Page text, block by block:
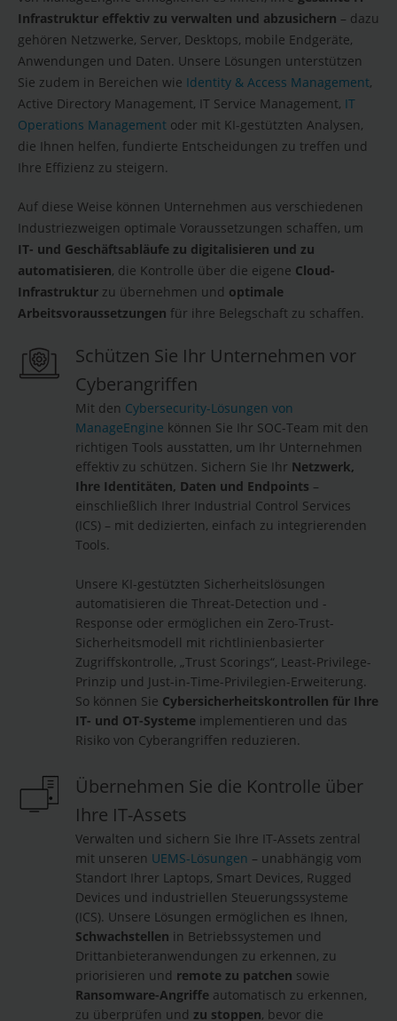
Infrastruktur effektiv zu verwalten und abzusichern – dazu
gehören Netzwerke, Server, Desktops, mobile Endgeräte,
Anwendungen und Daten. Unsere Lösungen unterstützen
Sie zudem in Bereichen wie Identity & Access Management,
Active Directory Management, IT Service Management, IT
Operations Management oder mit KI-gestützten Analysen,
die Ihnen helfen, fundierte Entscheidungen zu treffen und
Ihre Effizienz zu steigern.
Auf diese Weise können Unternehmen aus verschiedenen
Industriezweigen optimale Voraussetzungen schaffen, um
IT- und Geschäftsabläufe zu digitalisieren und zu
automatisieren, die Kontrolle über die eigene Cloud-
Infrastruktur zu übernehmen und optimale
Arbeitsvoraussetzungen für ihre Belegschaft zu schaffen.
Schützen Sie Ihr Unternehmen vor
Cyberangriffen
Mit den Cybersecurity-Lösungen von
ManageEngine können Sie Ihr SOC-Team mit den
richtigen Tools ausstatten, um Ihr Unternehmen
effektiv zu schützen. Sichern Sie Ihr Netzwerk,
Ihre Identitäten, Daten und Endpoints –
einschließlich Ihrer Industrial Control Services
(ICS) – mit dedizierten, einfach zu integrierenden
Tools.
Unsere KI-gestützten Sicherheitslösungen
automatisieren die Threat-Detection und -
Response oder ermöglichen ein Zero-Trust-
Sicherheitsmodell mit richtlinienbasierter
Zugriffskontrolle, „Trust Scorings“, Least-Privilege-
Prinzip und Just-in-Time-Privilegien-Erweiterung.
So können Sie Cybersicherheitskontrollen für Ihre
IT- und OT-Systeme implementieren und das
Risiko von Cyberangriffen reduzieren.
Übernehmen Sie die Kontrolle über
Ihre IT-Assets
Verwalten und sichern Sie Ihre IT-Assets zentral
mit unseren UEMS-Lösungen – unabhängig vom
Standort Ihrer Laptops, Smart Devices, Rugged
Devices und industriellen Steuerungssysteme
(ICS). Unsere Lösungen ermöglichen es Ihnen,
Schwachstellen in Betriebssystemen und
Drittanbieteranwendungen zu erkennen, zu
priorisieren und remote zu patchen sowie
Ransomware-Angriffe automatisch zu erkennen,
zu überprüfen und zu stoppen, bevor die